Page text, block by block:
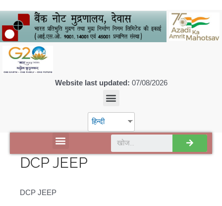
Website last updated: 07/08/2026
हिन्दी
DCP JEEP
DCP JEEP